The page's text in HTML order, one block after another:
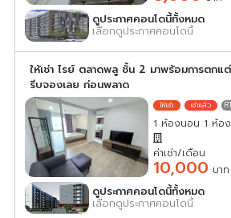
ดูประกาศคอนโดนี้ทั้งหมด
เลือกดูประกาศคอนโดนี้
ให้เช่า ไรย์ ตลาดพลู ชั้น 2 มาพร้อมการตก
รีบจองเลย ก่อนพลาด
1 ห้องนอน 1 ห้อ
ค่าเช่า/เดือน
10,000 บาท
ดูประกาศคอนโดนี้ทั้งหมด
เลือกดูประกาศคอนโดนี้